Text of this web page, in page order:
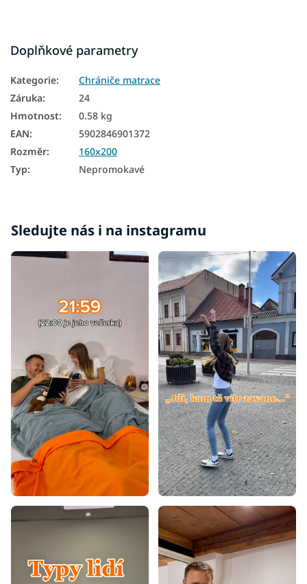
Doplňkové parametry
Kategorie:
Chrániče matrace
Záruka:
24
Hmotnost:
0.58 kg
EAN:
5902846901372
Rozměr:
160x200
Typ: Nepromokavé
Sledujte nás i na instagramu